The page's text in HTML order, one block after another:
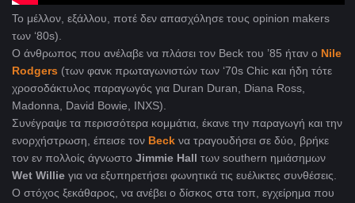
Το μέλλον, εξάλλου, ποτέ δεν απασχόλησε τους οpinion makers
των ‘80s).
Ο άνθρωπος που ανέλαβε να πλάσει τον Beck του ’85 ήταν ο Nile
Rodgers (των φανκ πρωταγωνιστών των ‘70s Chic και ήδη τότε
χροσοδάκτυλος παραγωγός για Duran Duran, Diana Ross,
Madonna, David Bowie, INXS).
Συνέγραψε τα περισσότερα κομμάτια, έκανε την παραγωγή και την
ενορχήστρωση, έπεισε τον Beck να τραγουδήσει σε δύο, βρήκε
τον εν πολλοίς άγνωστο Jimmie Hall των southern ημιάσημων
Wet Willie για να εξυπηρετήσει φωνητικά τις ευέλικτες συνθέσεις.
Ο στόχος ξεκάθαρος, να ανέβει ο δίσκος στα τοπ, εγχείρημα που